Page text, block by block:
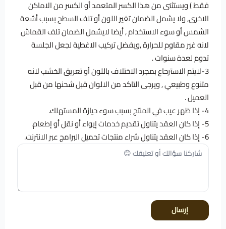
فقط ) ويستثنى من هذا الكسر المتعمد أو الكسر من الاماكن
الاخرى, ولا يشمل الضمان تغير اللون أو تلف السطح بسبب أشعة
الشمس أو سوء الاستخدام , أيضا لايشمل الضمان تلف القماش
لانه غير مقاوم للحرارة ,ويفضل تركيب الاغطية لجعل الجلسة
تدوم لعدة سنوات .
3-لايتم الاسترحاع بمجرد الاختلاف باللون أو تعريق الخشب لانه
متنوع وطبيعي , ويرجى التاكد من الالوان قبل شحنها من قبل
العميل .
4- إذا ظهر عيب في المنتج بسبب سوء حيازة المستهلك.
5- إذا كان العقد يتناول تقديم خدمات إيواء أو نقل أو إطعام.
6- إذا كان العقد يتناول شراء منتجات تحميل البرامج عبر الانترنت.
إرسال